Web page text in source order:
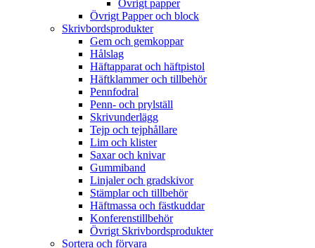
Övrigt papper
Övrigt Papper och block
Skrivbordsprodukter
Gem och gemkoppar
Hålslag
Häftapparat och häftpistol
Häftklammer och tillbehör
Pennfodral
Penn- och prylställ
Skrivunderlägg
Tejp och tejphållare
Lim och klister
Saxar och knivar
Gummiband
Linjaler och gradskivor
Stämplar och tillbehör
Häftmassa och fästkuddar
Konferenstillbehör
Övrigt Skrivbordsprodukter
Sortera och förvara